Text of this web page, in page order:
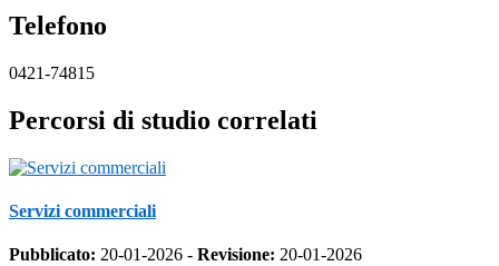
Telefono
0421-74815
Percorsi di studio correlati
Servizi commerciali
Pubblicato: 20-01-2026 - Revisione: 20-01-2026